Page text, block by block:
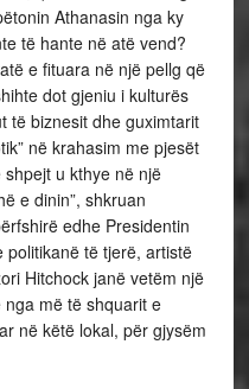
Athanasin nga ky
të hante në atë vend?
e fituara në një pellg që
dot gjeniu i kulturës
të biznesit dhe guximtarit
në krahasim me pjesët
u kthye në një
e dinin”, shkruan
edhe Presidentin
politikanë të tjerë, artistë
Hitchock janë vetëm një
më të shquarit e
në këtë lokal, për gjysëm